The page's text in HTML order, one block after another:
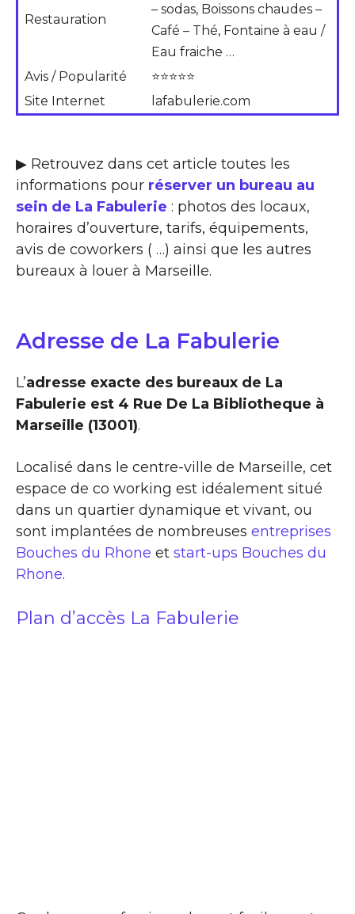
Restauration
– sodas, Boissons chaudes –
Café – Thé, Fontaine à eau /
Eau fraiche …
Avis / Popularité
⭐⭐⭐⭐⭐
Site Internet
lafabulerie.com
▶ Retrouvez dans cet article toutes les
informations pour réserver un bureau au
sein de La Fabulerie : photos des locaux,
horaires d’ouverture, tarifs, équipements,
avis de coworkers ( …) ainsi que les autres
bureaux à louer à Marseille.
Adresse de La Fabulerie
L’adresse exacte des bureaux de La
Fabulerie est 4 Rue De La Bibliotheque à
Marseille (13001).
Localisé dans le centre-ville de Marseille, cet
espace de co working est idéalement situé
dans un quartier dynamique et vivant, ou
sont implantées de nombreuses entreprises
Bouches du Rhone et start-ups Bouches du
Rhone.
Plan d’accès La Fabulerie